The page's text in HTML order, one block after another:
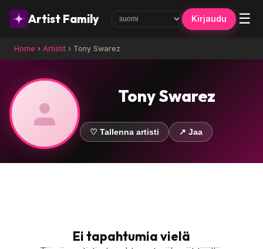
Artist Family Kirjaudu ☰
Home › Artistit › Tony Swarez
Tony Swarez
♡ Tallenna artisti ↗ Jaa
Ei tapahtumia vielä